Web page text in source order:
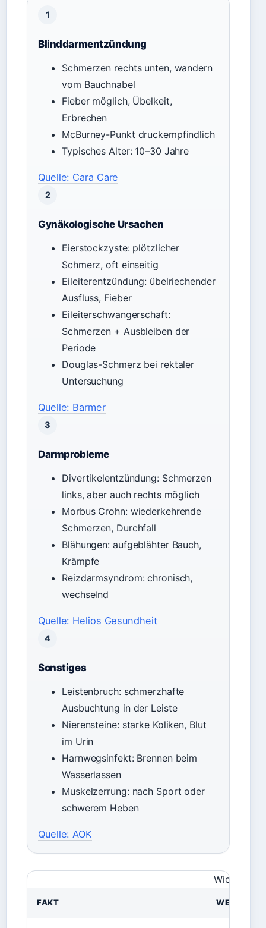
1
Blinddarmentzündung
Schmerzen rechts unten, wandern
vom Bauchnabel
Fieber möglich, Übelkeit,
Erbrechen
McBurney-Punkt druckempfindlich
Typisches Alter: 10–30 Jahre
Quelle: Cara Care
2
Gynäkologische Ursachen
Eierstockzyste: plötzlicher
Schmerz, oft einseitig
Eileiterentzündung: übelriechender
Ausfluss, Fieber
Eileiterschwangerschaft:
Schmerzen + Ausbleiben der
Periode
Douglas-Schmerz bei rektaler
Untersuchung
Quelle: Barmer
3
Darmprobleme
Divertikelentzündung: Schmerzen
links, aber auch rechts möglich
Morbus Crohn: wiederkehrende
Schmerzen, Durchfall
Blähungen: aufgeblähter Bauch,
Krämpfe
Reizdarmsyndrom: chronisch,
wechselnd
Quelle: Helios Gesundheit
4
Sonstiges
Leistenbruch: schmerzhafte
Ausbuchtung in der Leiste
Nierensteine: starke Koliken, Blut
im Urin
Harnwegsinfekt: Brennen beim
Wasserlassen
Muskelzerrung: nach Sport oder
schwerem Heben
Quelle: AOK
Wichtige
FAKT WERT